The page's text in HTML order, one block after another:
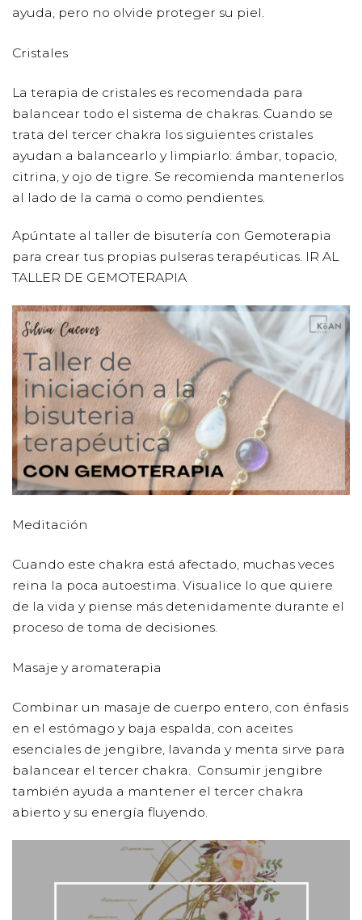
ayuda, pero no olvide proteger su piel.
Cristales
La terapia de cristales es recomendada para
balancear todo el sistema de chakras. Cuando se
trata del tercer chakra los siguientes cristales
ayudan a balancearlo y limpiarlo: ámbar, topacio,
citrina, y ojo de tigre. Se recomienda mantenerlos
al lado de la cama o como pendientes.
Apúntate al taller de bisutería con Gemoterapia
para crear tus propias pulseras terapéuticas. IR AL
TALLER DE GEMOTERAPIA
Meditación
Cuando este chakra está afectado, muchas veces
reina la poca autoestima. Visualice lo que quiere
de la vida y piense más detenidamente durante el
proceso de toma de decisiones.
Masaje y aromaterapia
Combinar un masaje de cuerpo entero, con énfasis
en el estómago y baja espalda, con aceites
esenciales de jengibre, lavanda y menta sirve para
balancear el tercer chakra. Consumir jengibre
también ayuda a mantener el tercer chakra
abierto y su energía fluyendo.